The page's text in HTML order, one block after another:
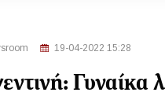
19-04-2022 15:28
Γυναίκα